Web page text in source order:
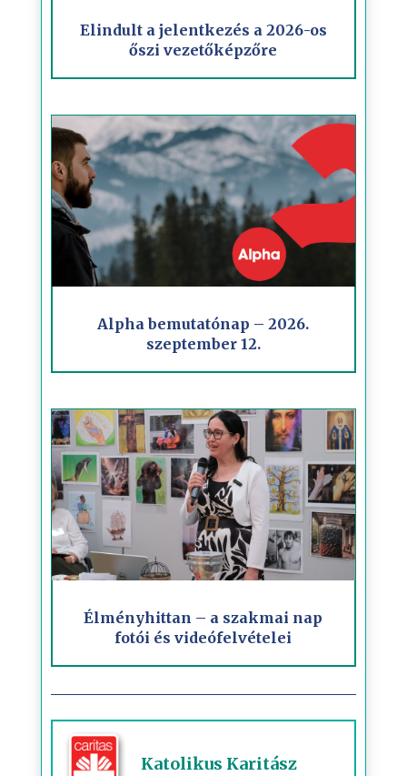
Elindult a jelentkezés a 2026-os
őszi vezetőképzőre
Alpha bemutatónap – 2026.
szeptember 12.
Élményhittan – a szakmai nap
fotói és videófelvételei
Katolikus Karitász